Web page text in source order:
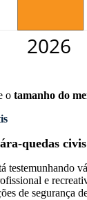
o tamanho do
quedas civis
testemunhando
e
de segurança